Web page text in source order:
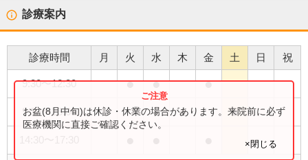
診療案内
診療時間 月 火 水 木 金 土 日 祝
9:30〜12:30 ● ● ●
9:30〜13:00 ● ●
お盆(8月中旬)は休診・休業の場合があります。来院前に必ず
医療機関に直接ご確認ください。
×閉じる